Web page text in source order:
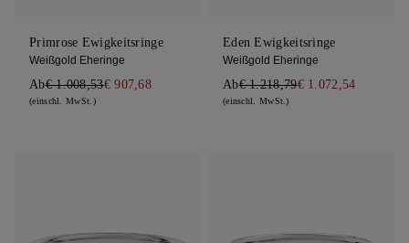
Primrose Ewigkeitsringe
Weißgold Eheringe
Ab€ 1.008,53€ 907,68
(einschl. MwSt.)
Eden Ewigkeitsringe
Weißgold Eheringe
Ab€ 1.218,79€ 1.072,54
(einschl. MwSt.)